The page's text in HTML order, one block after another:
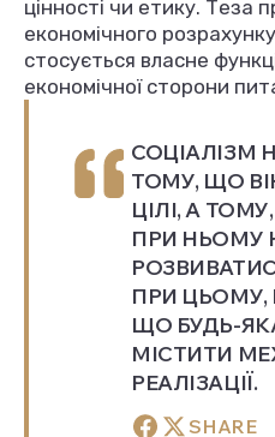
цінності чи етику. Теза
економічного розрахунку
стосується власне
економічної сторони
СОЦІАЛІЗМ
ТОМУ, ЩО
ЦІЛІ, А
ПРИ НЬОМУ
ПРИ ЦЬОМУ,
ЩО БУДЬ-
МІСТИТИ
РЕАЛІЗАЦІЇ.
SHARE